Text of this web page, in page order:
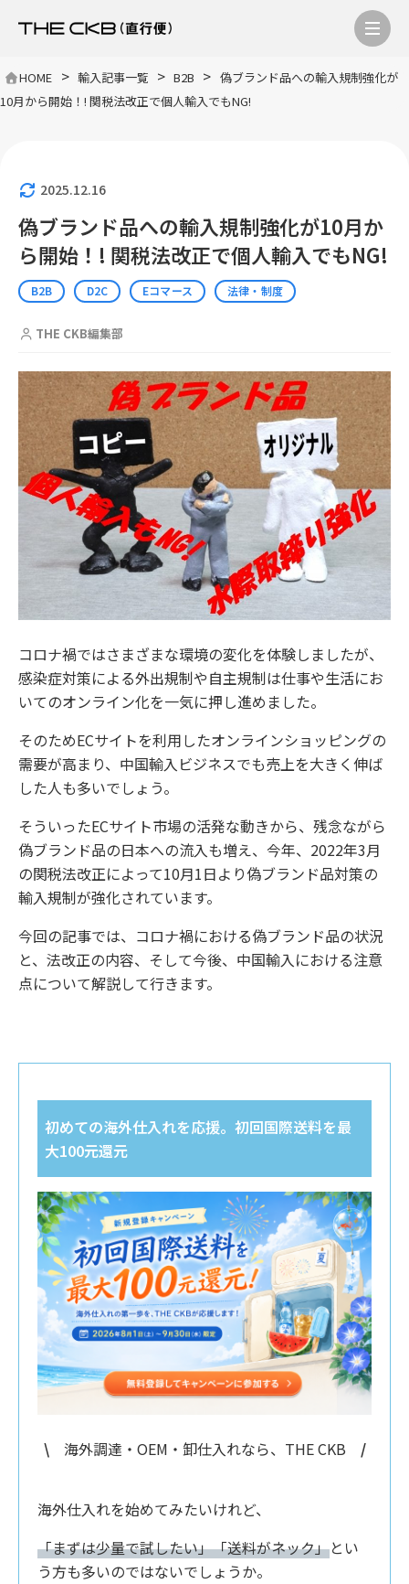
HOME > 輸入記事一覧 > B2B > 偽ブランド品への輸入規制強化が
10月から開始！! 関税法改正で個人輸入でもNG!
2025.12.16
偽ブランド品への輸入規制強化が10月か
ら開始！! 関税法改正で個人輸入でもNG!
B2B D2C Eコマース 法律・制度
THE CKB編集部
コロナ禍ではさまざまな環境の変化を体験しましたが、
感染症対策による外出規制や自主規制は仕事や生活にお
いてのオンライン化を一気に押し進めました。
そのためECサイトを利用したオンラインショッピングの
需要が高まり、中国輸入ビジネスでも売上を大きく伸ば
した人も多いでしょう。
そういったECサイト市場の活発な動きから、残念ながら
偽ブランド品の日本への流入も増え、今年、2022年3月
の関税法改正によって10月1日より偽ブランド品対策の
輸入規制が強化されています。
今回の記事では、コロナ禍における偽ブランド品の状況
と、法改正の内容、そして今後、中国輸入における注意
点について解説して行きます。
初めての海外仕入れを応援。初回国際送料を最
大100元還元
\海外調達・OEM・卸仕入れなら、THE CKB /
海外仕入れを始めてみたいけれど、
「まずは少量で試したい」「送料がネック」とい
う方も多いのではないでしょうか。